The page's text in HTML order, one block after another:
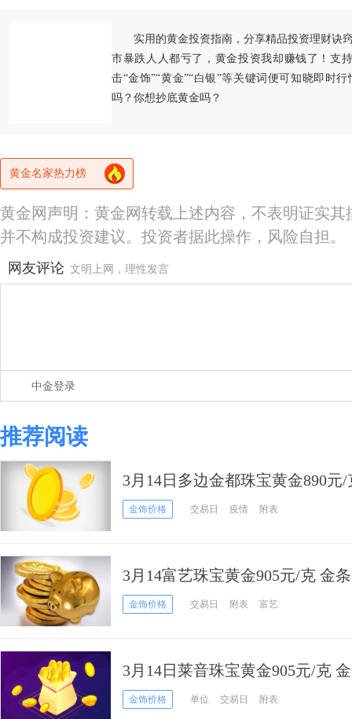
实用的黄金投资指南，分享精品投资理财诀
市暴跌人人都亏了，黄金投资我却赚钱了！支
击“金饰”“黄金”“白银”等关键词便可知晓即时
吗？你想抄底黄金吗？
黄金名家热力榜
黄金网声明：黄金网转载上述内容，不表明证实
并不构成投资建议。投资者据此操作，风险自担。
网友评论 文明上网，理性发言
中金登录
推荐阅读
3月14日多边金都珠宝黄金890元
金饰价格 交易日 疫情 附表
3月14富艺珠宝黄金905元/克 金
金饰价格 交易日 附表 富艺
3月14日莱音珠宝黄金905元/克
金饰价格 单位 交易日 附表